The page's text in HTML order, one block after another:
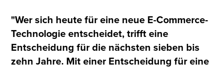
"Wer sich heute für eine neue E-Commerce-
Technologie entscheidet, trifft eine
Entscheidung für die nächsten sieben bis
zehn Jahre. Mit einer Entscheidung für eine